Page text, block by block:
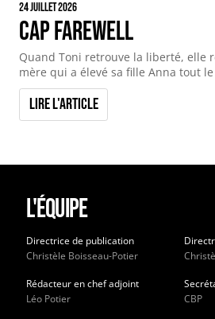
24 juillet 2026
Cap Farewell
Quand Toni retrouve la liberté, elle
mère qui a élevé sa fille Anna tout
Lire l'article
L'équipe
Directrice de publication
Christèle Boisseau-Potier
Rédacteur en chef adjoint
Léo Potier
CBP